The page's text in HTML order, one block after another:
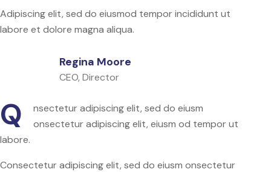
Adipiscing elit, sed do eiusmod tempor incididunt ut
labore et dolore magna aliqua.
Regina Moore
CEO, Director
Q
nsectetur adipiscing elit, sed do eiusm
onsectetur adipiscing elit, eiusm od tempor ut
labore.
Consectetur adipiscing elit, sed do eiusm onsectetur